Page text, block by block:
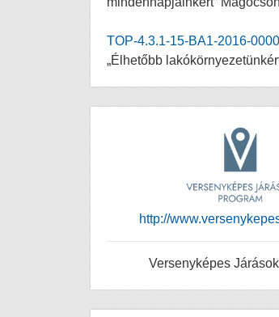
TOP-4.3.1-15-BA1-2016-
„Élhetőbb
http://
Versenyképes